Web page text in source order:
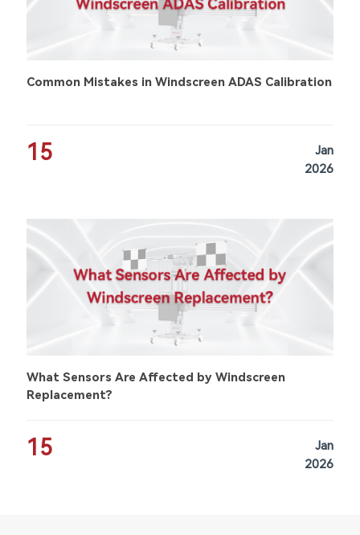
Common Mistakes in Windscreen ADAS Calibration
15
Jan
2026
What Sensors Are Affected by Windscreen
Replacement?
15
Jan
2026